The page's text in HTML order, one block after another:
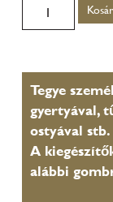
Tegye
gyertyával,
ostyával stb.
A
alábbi